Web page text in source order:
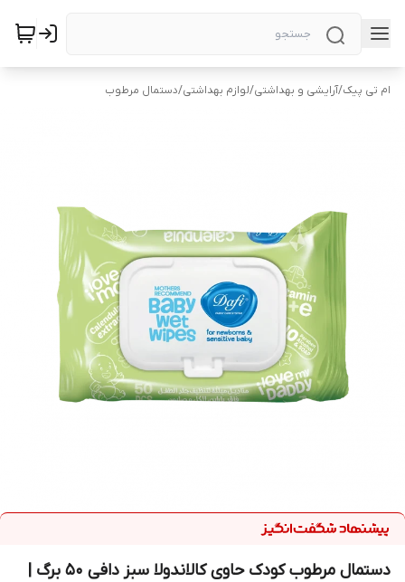
ام تی پیک/آرایشی و بهداشتی/لوازم بهداشتی/دستمال مرطوب
دستمال مرطوب کودک حاوی کالاندولا سبز دافی 50 برگ |